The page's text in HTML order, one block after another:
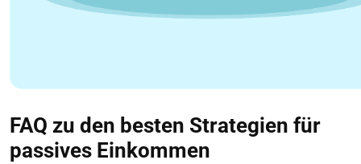
FAQ zu den besten Strategien für
passives Einkommen